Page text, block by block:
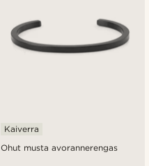
Ohut musta avorannerengas
Kaiverra